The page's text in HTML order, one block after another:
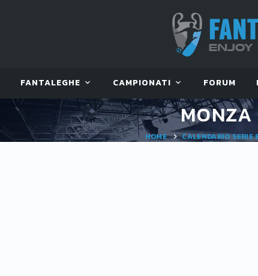
FANTALEGHE CAMPIONATI FORUM
HOME CALENDARIO